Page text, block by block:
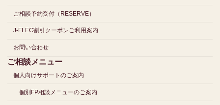
ご相談予約受付（RESERVE）
J-FLEC割引クーポンご利用案内
お問い合わせ
ご相談メニュー
個人向けサポートのご案内
個別FP相談メニューのご案内